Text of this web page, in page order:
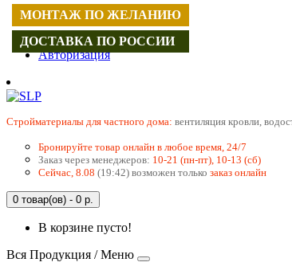
Регистрация
Авторизация
Cтройматериалы для частного дома: вентиляция кровли,
Бронируйте товар онлайн в любое время, 24/7
Заказ через менеджеров: 10-21 (пн-пт), 10-13 (сб)
Сейчас, 8.08 (19:42) возможен только заказ онлайн
0 товар(ов) - 0 р.
В корзине пусто!
Вся Продукция / Меню
МОНТАЖ ПО ЖЕЛАНИЮ
ДОСТАВКА ПО РОССИИ